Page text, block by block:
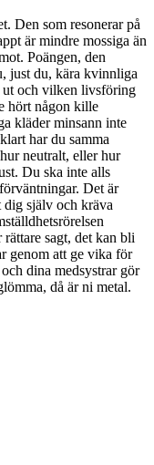
Den som resonerar på
är mindre mossiga än
Poängen, den
just du, kära kvinnliga
ut och vilken livsföring
hört någon kille
kläder minsann inte
har du samma
neutralt, eller hur
Du ska inte alls
Det är
dig själv och kräva
sagt, det kan bli
genom att ge vika för
dina medsystrar gör
då är ni metal.